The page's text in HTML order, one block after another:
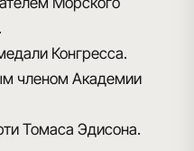
Конгресса.
членом Академии
Томаса Эдисона.